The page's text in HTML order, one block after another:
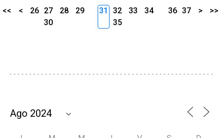
<< < 26 27 28
29
30
31 32 33
34
35
36 37 > >>